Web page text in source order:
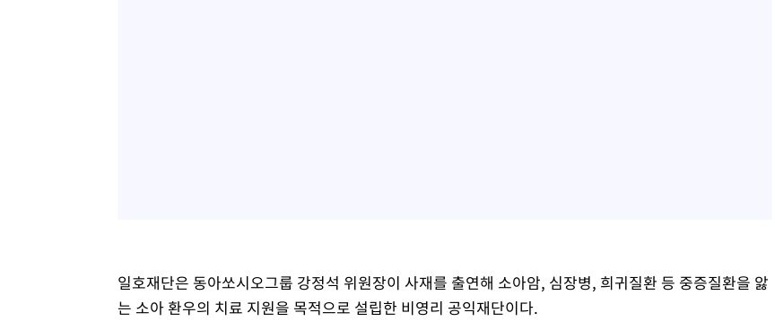
일호재단은 동아쏘시오그룹 강정석 위원장이 사재를 출연해 소아암, 심장병, 희귀질환 등 중증질환을 앓
는 소아 환우의 치료 지원을 목적으로 설립한 비영리 공익재단이다.